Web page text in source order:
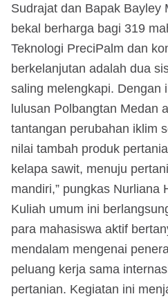
Sudrajat dan Bapak Bayley
bekal berharga bagi 319
Teknologi PreciPalm dan
berkelanjutan adalah dua
saling melengkapi. Dengan
lulusan Polbangtan Medan
tantangan perubahan iklim
nilai tambah produk
kelapa sawit, menuju
mandiri,” pungkas Nurliana
Kuliah umum ini
para mahasiswa aktif
mendalam mengenai
peluang kerja sama
pertanian. Kegiatan ini